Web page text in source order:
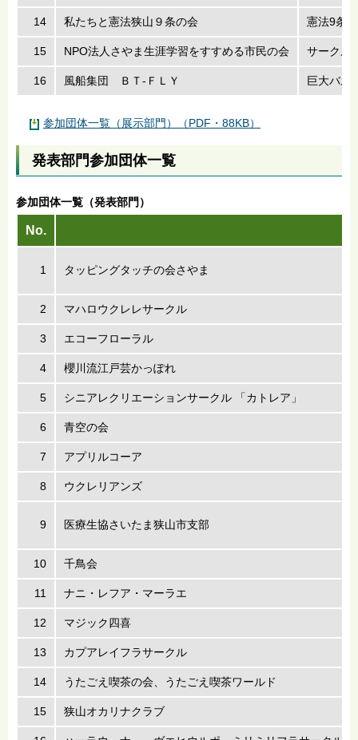
14 私たちと憲法狭山９条の会 憲法9条
15 NPO法人さやま生涯学習をすすめる市民の会 サークル
16 風船集団 ＢＴ-ＦＬＹ 巨大バル
参加団体一覧（展示部門）（PDF・88KB）
発表部門参加団体一覧
参加団体一覧（発表部門）
No.
1 タッピングタッチの会さやま
2 マハロウクレレサークル
3 エコーフローラル
4 櫻川流江戸芸かっぽれ
5 シニアレクリエーションサークル 「カトレア」
6 青空の会
7 アプリルコーア
8 ウクレリアンズ
9 医療生協さいたま狭山市支部
10 千鳥会
11 ナニ・レフア・マーラエ
12 マジック四喜
13 カプアレイフラサークル
14 うたごえ喫茶の会、うたごえ喫茶ワールド
15 狭山オカリナクラブ